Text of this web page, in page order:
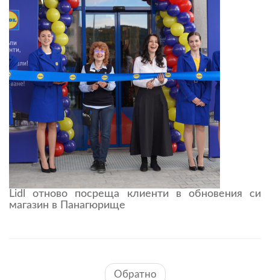
Lidl отново посреща клиенти в обновения си
магазин в Панагюрище
Обратно